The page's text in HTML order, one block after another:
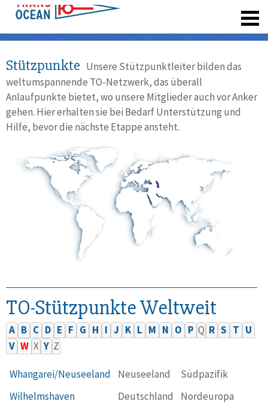
Stützpunkte Unsere Stützpunktleiter bilden das
weltumspannende TO-Netzwerk, das überall
Anlaufpunkte bietet, wo unsere Mitglieder auch vor Anker
gehen. Hier erhalten sie bei Bedarf Unterstützung und
Hilfe, bevor die nächste Etappe ansteht.
TO-Stützpunkte Weltweit
A B C D E F G H I J K L M N O P Q R S T U
V W X Y Z
Whangarei/Neuseeland Neuseeland
Südpazifik
Wilhelmshaven
Deutschland Nordeuropa